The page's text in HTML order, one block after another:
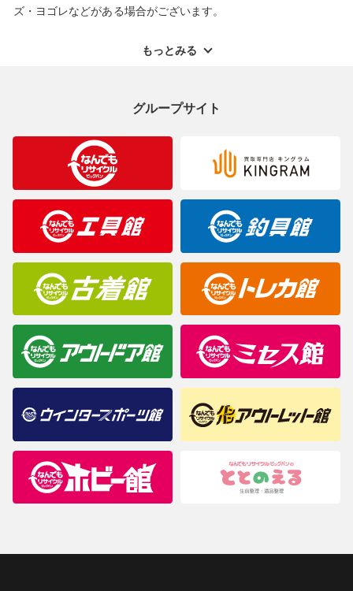
ズ・ヨゴレなどがある場合がございます。
ご理解くださいますようお願い申し上げます。
合がございますのでご了承ください。
※表記したカラー名は、当社が判断した名称を掲載しています。
製造元が定めたカラー名と異なることもあります。色調などご不
明なことがありましたらご購入前にお問い合わせください。
商品について
もっとみる
グループサイト